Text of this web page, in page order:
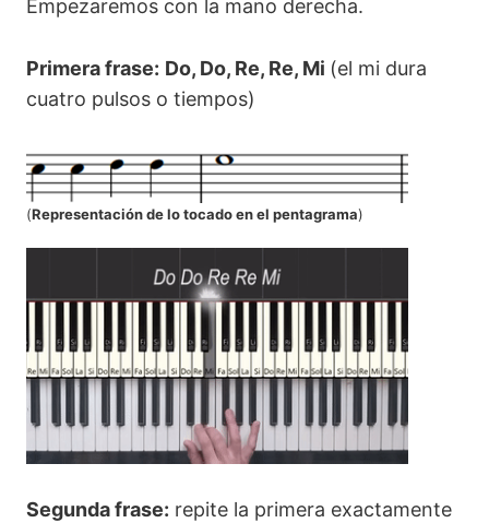
Empezaremos con la mano derecha.
Primera frase: Do, Do, Re, Re, Mi (el mi dura
cuatro pulsos o tiempos)
(Representación de lo tocado en el pentagrama)
Segunda frase: repite la primera exactamente